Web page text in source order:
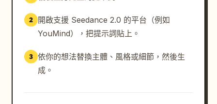
2
開啟支援 Seedance 2.0 的平台（例如
YouMind），把提示詞貼上。
3 依你的想法替換主體、風格或細節，然後生
成。